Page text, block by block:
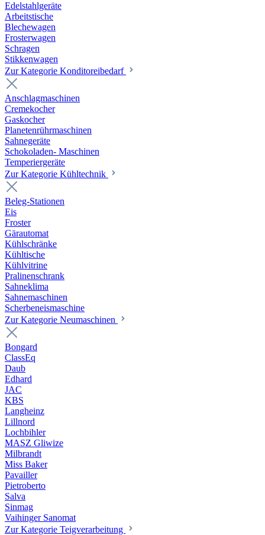
Edelstahlgeräte
Arbeitstische
Blechewagen
Frosterwagen
Schragen
Stikkenwagen
Zur Kategorie Konditoreibedarf
Anschlagmaschinen
Cremekocher
Gaskocher
Planetenrührmaschinen
Sahnegeräte
Schokoladen- Maschinen
Temperiergeräte
Zur Kategorie Kühltechnik
Beleg-Stationen
Eis
Froster
Gärautomat
Kühlschränke
Kühltische
Kühlvitrine
Pralinenschrank
Sahneklima
Sahnemaschinen
Scherbeneismaschine
Zur Kategorie Neumaschinen
Bongard
ClassEq
Daub
Edhard
JAC
KBS
Langheinz
Lillnord
Lochbihler
MASZ Gliwize
Milbrandt
Miss Baker
Pavailler
Pietroberto
Salva
Sinmag
Vaihinger Sanomat
Zur Kategorie Teigverarbeitung